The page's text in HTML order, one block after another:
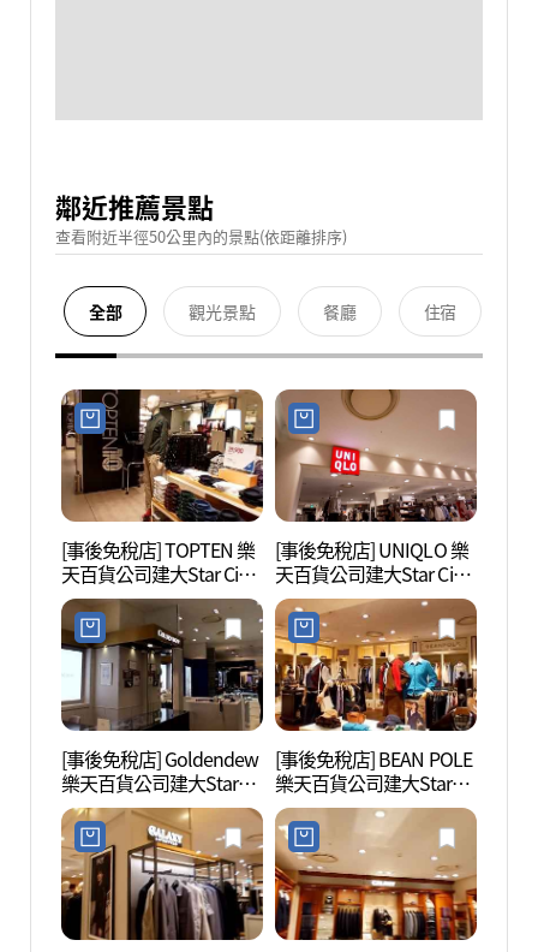
鄰近推薦景點
查看附近半徑50公里內的景點(依距離排序)
全部 觀光景點 餐廳 住宿
[事後免稅店] TOPTEN 樂
天百貨公司建大Star City
店(탑텐 롯데백화점 건대
스타시티점)
[事後免稅店] UNIQLO 樂
天百貨公司建大Star City
店(유니클로 롯데백화점
건대스타시티점)
[事後免稅店] Goldendew
樂天百貨公司建大Star
City店(골든듀 롯데백화점
건대스타시티점)
[事後免稅店] BEAN POLE
樂天百貨公司建大Star
City店(빈폴 롯데백화점
건대스타시티점)